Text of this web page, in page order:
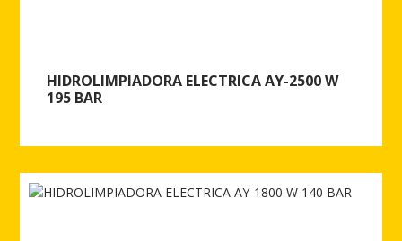
HIDROLIMPIADORA ELECTRICA AY-2500 W
195 BAR